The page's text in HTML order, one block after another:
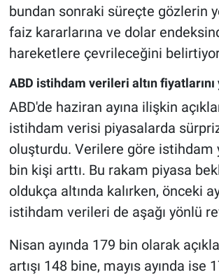
bundan sonraki süreçte gözlerin
faiz kararlarına ve dolar
hareketlere çevrileceğini
ABD istihdam verileri altın fiyatlarını
ABD'de haziran ayına ilişkin
istihdam verisi piyasalarda
oluşturdu. Verilere göre istihdam
bin kişi arttı. Bu rakam piyasa
oldukça altında kalırken, önceki
istihdam verileri de aşağı yönlü
Nisan ayında 179 bin olarak
artışı 148 bine, mayıs ayında ise